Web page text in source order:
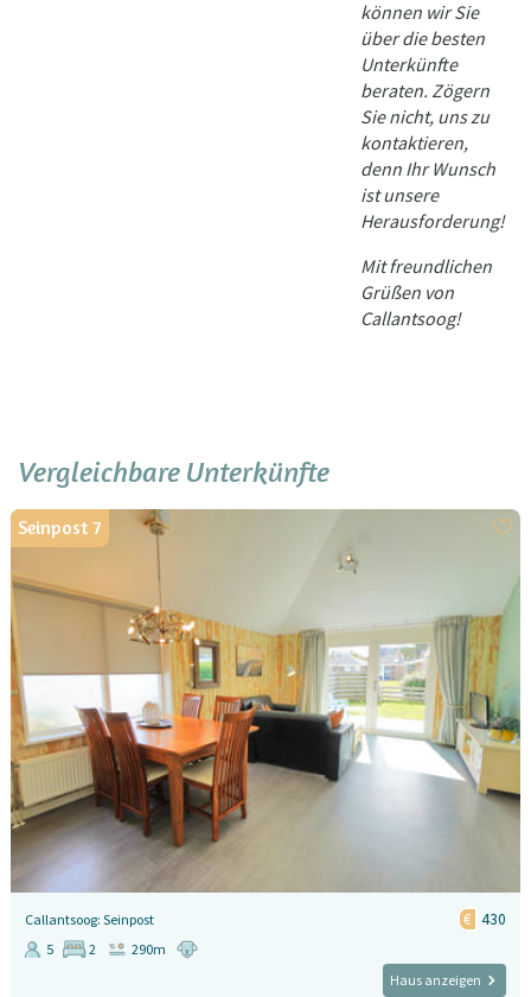
können wir Sie
über die besten
Unterkünfte
beraten. Zögern
Sie nicht, uns zu
kontaktieren,
denn Ihr Wunsch
ist unsere
Herausforderung!
Mit freundlichen
Grüßen von
Callantsoog!
Vergleichbare Unterkünfte
Seinpost 7
Callantsoog: Seinpost 430
5 2
290m
Haus anzeigen